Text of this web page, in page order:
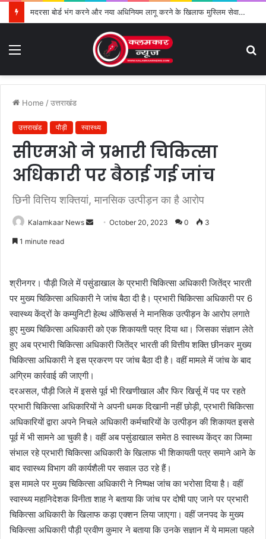
मदरसा बोर्ड भंग करने और नया अधिनियम लागू करने के खिलाफ मुस्लिम सेवा संगठन का विरोध तेज
Home /उत्तराखंड
उत्तराखंड पौड़ी स्वास्थ्य
सीएमओ ने प्रभारी चिकित्सा
अधिकारी पर बैठाई गई जांच
छिनी वित्तिय शक्तियां, मानसिक उत्पीड़न का है आरोप
Kalamkaar News
a
n
e
i
l
October 20, 2023 0 3
1 minute read
श्रीनगर। पौड़ी जिले में पसुंडाखाल के प्रभारी चिकित्सा अधिकारी जितेंद्र भारती
पर मुख्य चिकित्सा अधिकारी ने जांच बैठा दी है। प्रभारी चिकित्सा अधिकारी पर 6
स्वास्थ्य केंद्रों के कम्युनिटी हेल्थ ऑफिसर्स ने मानसिक उत्पीड़न के आरोप लगाते
हुए मुख्य चिकित्सा अधिकारी को एक शिकायती पत्र दिया था। जिसका संज्ञान लेते
हुए अब प्रभारी चिकित्सा अधिकारी जितेंद्र भारती की वित्तीय शक्ति छीनकर मुख्य
चिकित्सा अधिकारी ने इस प्रकरण पर जांच बैठा दी है। वहीं मामले में जांच के बाद
अग्रिम कार्रवाई की जाएगी।
दरअसल, पौड़ी जिले में इससे पूर्व भी रिखणीखाल और फिर खिर्सू में पद पर रहते
प्रभारी चिकित्सा अधिकारियों ने अपनी धमक दिखानी नहीं छोड़ी, प्रभारी चिकित्सा
अधिकारियों द्वारा अपने निचले अधिकारी कर्मचारियों के उत्पीड़न की शिकायत इससे
पूर्व में भी सामने आ चुकी है। वहीं अब पसुंडाखाल समेत 8 स्वास्थ्य केंद्र का जिम्मा
संभाल रहे प्रभारी चिकित्सा अधिकारी के खिलाफ भी शिकायती पत्र समाने आने के
बाद स्वास्थ्य विभाग की कार्यशैली पर सवाल उठ रहे हैं।
इस मामले पर मुख्य चिकित्सा अधिकारी ने निष्पक्ष जांच का भरोसा दिया है। वहीं
स्वास्थ्य महानिदेशक विनीता शाह ने बताया कि जांच पर दोषी पाए जाने पर प्रभारी
चिकित्सा अधिकारी के खिलाफ कड़ा एक्शन लिया जाएगा। वहीं जनपद के मुख्य
चिकित्सा अधिकारी पौड़ी प्रवीण कुमार ने बताया कि उनके सज्ञान में ये मामला पहले